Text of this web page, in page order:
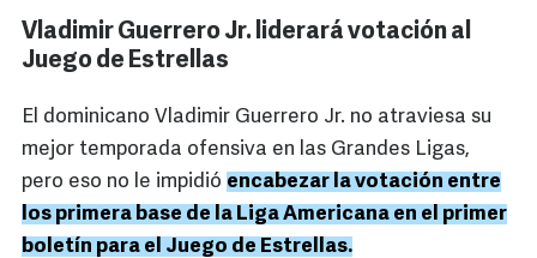
Vladimir Guerrero Jr. liderará votación al
Juego de Estrellas
El dominicano Vladimir Guerrero Jr. no atraviesa su
mejor temporada ofensiva en las Grandes Ligas,
pero eso no le impidió encabezar la votación entre
los primera base de la Liga Americana en el primer
boletín para el Juego de Estrellas.